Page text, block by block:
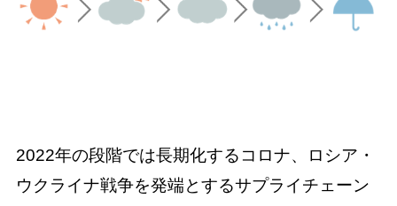
2022年の段階では長期化するコロナ、ロシア・
ウクライナ戦争を発端とするサプライチェーン